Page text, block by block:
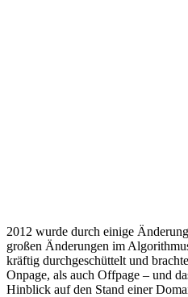
2012 wurde durch einige
großen Änderungen im
kräftig durchgeschüttelt und
Onpage, als auch Offpage – und
Hinblick auf den Stand einer